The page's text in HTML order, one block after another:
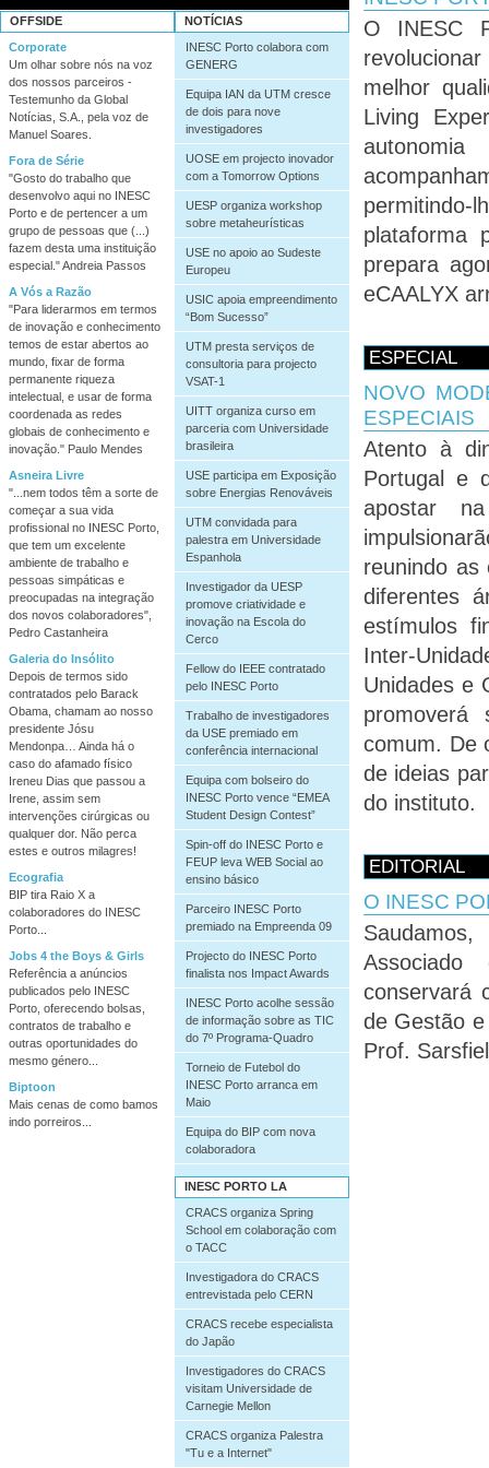
OFFSIDE
Corporate
Um olhar sobre nós na voz
dos nossos parceiros -
Testemunho da Global
Notícias, S.A., pela voz de
Manuel Soares.
Fora de Série
"Gosto do trabalho que
desenvolvo aqui no INESC
Porto e de pertencer a um
grupo de pessoas que (...)
fazem desta uma instituição
especial." Andreia Passos
A Vós a Razão
"Para liderarmos em termos
de inovação e conhecimento
temos de estar abertos ao
mundo, fixar de forma
permanente riqueza
intelectual, e usar de forma
coordenada as redes
globais de conhecimento e
inovação." Paulo Mendes
Asneira Livre
"...nem todos têm a sorte de
começar a sua vida
profissional no INESC Porto,
que tem um excelente
ambiente de trabalho e
pessoas simpáticas e
preocupadas na integração
dos novos colaboradores",
Pedro Castanheira
Galeria do Insólito
Depois de termos sido
contratados pelo Barack
Obama, chamam ao nosso
presidente Jósu
Mendonpa… Ainda há o
caso do afamado físico
Ireneu Dias que passou a
Irene, assim sem
intervenções cirúrgicas ou
qualquer dor. Não perca
estes e outros milagres!
Ecografia
BIP tira Raio X a
colaboradores do INESC
Porto...
Jobs 4 the Boys & Girls
Referência a anúncios
publicados pelo INESC
Porto, oferecendo bolsas,
contratos de trabalho e
outras oportunidades do
mesmo género...
Biptoon
Mais cenas de como bamos
indo porreiros...
NOTÍCIAS
INESC Porto colabora com
GENERG
Equipa IAN da UTM cresce
de dois para nove
investigadores
UOSE em projecto inovador
com a Tomorrow Options
UESP organiza workshop
sobre metaheurísticas
USE no apoio ao Sudeste
Europeu
USIC apoia empreendimento
“Bom Sucesso”
UTM presta serviços de
consultoria para projecto
VSAT-1
UITT organiza curso em
parceria com Universidade
brasileira
USE participa em Exposição
sobre Energias Renováveis
UTM convidada para
palestra em Universidade
Espanhola
Investigador da UESP
promove criatividade e
inovação na Escola do
Cerco
Fellow do IEEE contratado
pelo INESC Porto
Trabalho de investigadores
da USE premiado em
conferência internacional
Equipa com bolseiro do
INESC Porto vence “EMEA
Student Design Contest”
Spin-off do INESC Porto e
FEUP leva WEB Social ao
ensino básico
Parceiro INESC Porto
premiado na Empreenda 09
Projecto do INESC Porto
finalista nos Impact Awards
INESC Porto acolhe sessão
de informação sobre as TIC
do 7º Programa-Quadro
Torneio de Futebol do
INESC Porto arranca em
Maio
Equipa do BIP com nova
colaboradora
INESC PORTO LA
CRACS organiza Spring
School em colaboração com
o TACC
Investigadora do CRACS
entrevistada pelo CERN
CRACS recebe especialista
do Japão
Investigadores do CRACS
visitam Universidade de
Carnegie Mellon
CRACS organiza Palestra
"Tu e a Internet"
O INESC
melhor
Living
plataforma
prepara
eCAALYX
ESPECIAL
NOVO
ESPECIAIS
Atento à
Portugal e
apostar
reunindo as
diferentes
estímulos
Inter-
Unidades e
comum. De
de ideias
do instituto.
EDITORIAL
O INESC
conservará
de Gestão
Prof.